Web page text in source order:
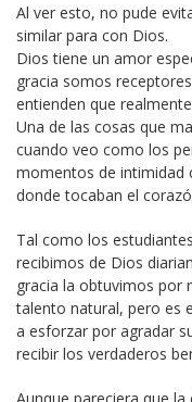
Al ver esto, no pude
similar para con Dios.
Dios tiene un amor
gracia somos
entienden que
Una de las cosas que
cuando veo como los
momentos de intimidad
donde tocaban el
Tal como los
recibimos de Dios
gracia la obtuvimos por
talento natural, pero es
a esforzar por agradar
recibir los verdaderos